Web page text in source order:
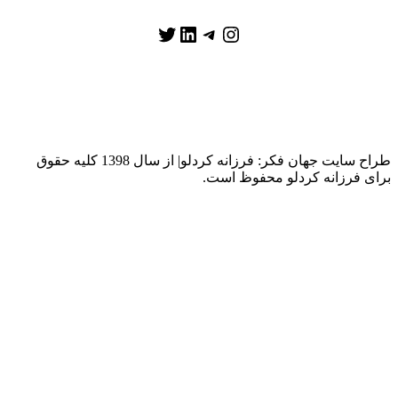
اینستاگرم
تلگرام
لینکداین
توییتر
طراح سایت جهان فکر: فرزانه کردلو| از سال 1398 کلیه حقوق
فرزانه کردلو محفوظ است.